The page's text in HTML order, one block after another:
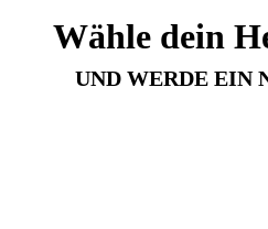
Wähle dein
UND WERDE EIN